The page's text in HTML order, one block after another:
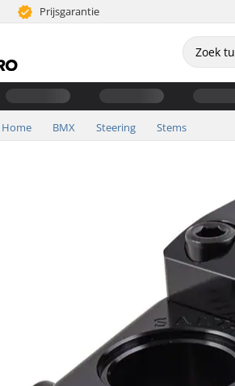
Prijsgarantie
Home BMX Steering Stems